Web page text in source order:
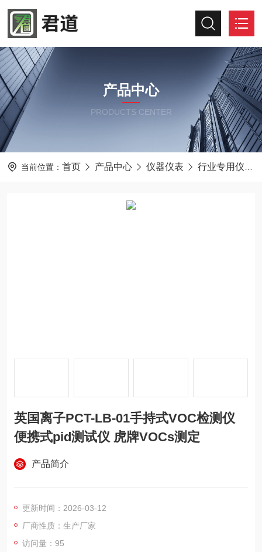
产品中心
PRODUCTS CENTER
当前位置： 首页 产品中心 仪器仪表 行业专用仪器仪表
英国离子PCT-LB-01手持式VOC检测仪
便携式pid测试仪 虎牌VOCs测定
产品简介
更新时间：2026-03-12
厂商性质：生产厂家
访问量：95